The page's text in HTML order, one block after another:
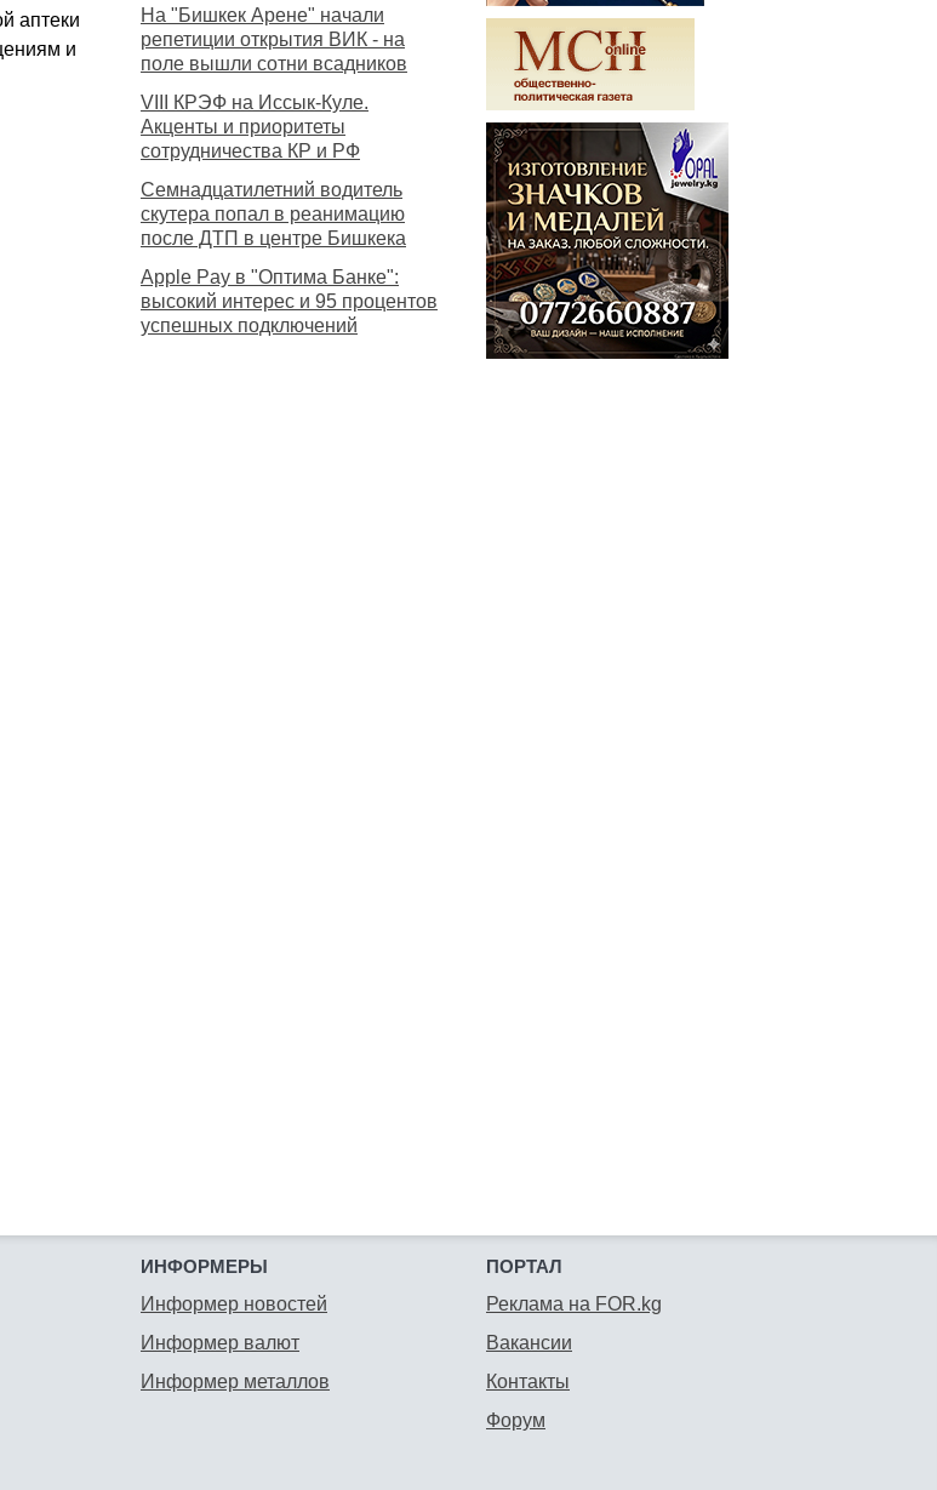
аптеки
и
На "Бишкек Арене" начали
репетиции открытия ВИК - на
поле вышли сотни всадников
VIII КРЭФ на Иссык-Куле.
Акценты и приоритеты
сотрудничества КР и РФ
Семнадцатилетний водитель
скутера попал в реанимацию
после ДТП в центре Бишкека
Apple Pay в "Оптима Банке":
высокий интерес и 95 процентов
успешных подключений
ИНФОРМЕРЫ
Информер новостей
Информер валют
Информер металлов
ПОРТАЛ
Реклама на FOR.kg
Вакансии
Контакты
Форум